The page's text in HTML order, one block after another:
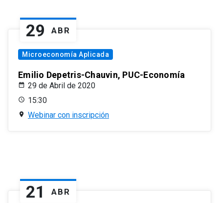
29 ABR
Microeconomía Aplicada
Emilio Depetris-Chauvin, PUC-Economía
29 de Abril de 2020
15:30
Webinar con inscripción
21 ABR